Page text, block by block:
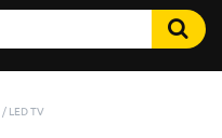
LED TV